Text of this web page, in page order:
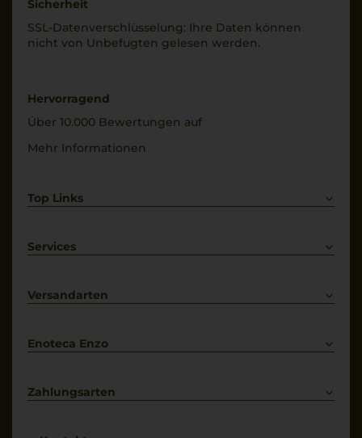
Sicherheit
SSL-Daten­verschlüs­selung: Ihre Daten können
nicht von Unbe­fugten gelesen werden.
Hervorragend
Über 10.000 Bewertungen auf
Mehr Informationen
Top Links
Weißwein
Services
Kontakt
Versandarten
Enoteca Enzo
Bewertungs-Richtlinien
Zahlungsarten